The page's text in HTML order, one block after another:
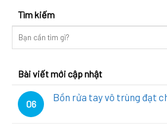
Tìm kiếm
Bài viết mới cập nhật
06
Bồn rửa tay vô trùng đạt